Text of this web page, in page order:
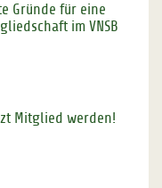
Gründe für eine
im VNSB
Mitglied werden!